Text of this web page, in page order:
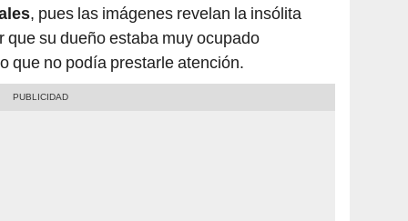
, pues las imágenes revelan la insólita
que su dueño estaba muy ocupado
que no podía prestarle atención.